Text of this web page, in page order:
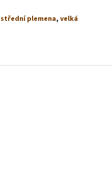
střední plemena, velká